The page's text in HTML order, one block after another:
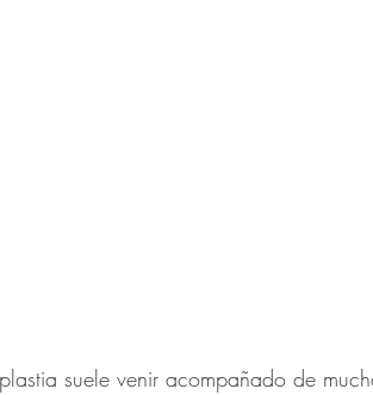
suele venir acompañado de